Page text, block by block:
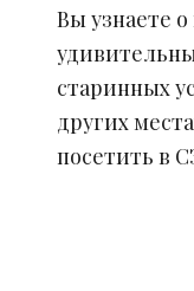
Вы узнаете
старинных
других
посетить в